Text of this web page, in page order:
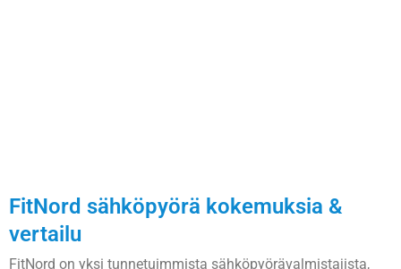
FitNord sähköpyörä kokemuksia &
vertailu
FitNord on yksi tunnetuimmista sähköpyörävalmistajista,